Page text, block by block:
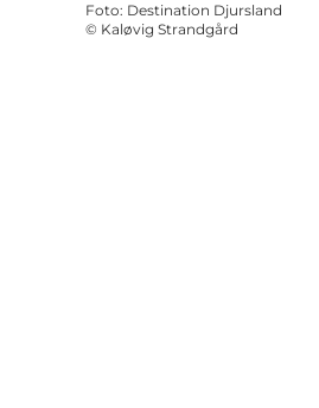
Foto: Destination Djursland
© Kaløvig Strandgård